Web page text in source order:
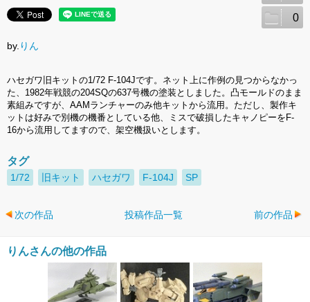
0
by. りん
ハセガワ旧キットの1/72 F-104Jです。ネット上に作例の見つからなかっ
た、1982年戦競の204SQの637号機の塗装としました。凸モールドのまま
素組みですが、AAMランチャーのみ他キットから流用。ただし、製作キ
ットは好みで別機の機番としている他、ミスで破損したキャノピーをF-
16から流用してますので、架空機扱いとします。
タグ
1/72 旧キット ハセガワ F-104J SP
次の作品 投稿作品一覧 前の作品
りんさんの他の作品